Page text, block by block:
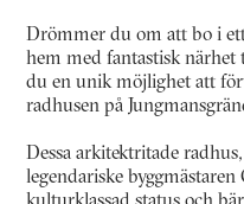
Drömmer du om att bo i
hem med fantastisk närhet
du en unik möjlighet att
radhusen på
Dessa arkitektritade
legendariske